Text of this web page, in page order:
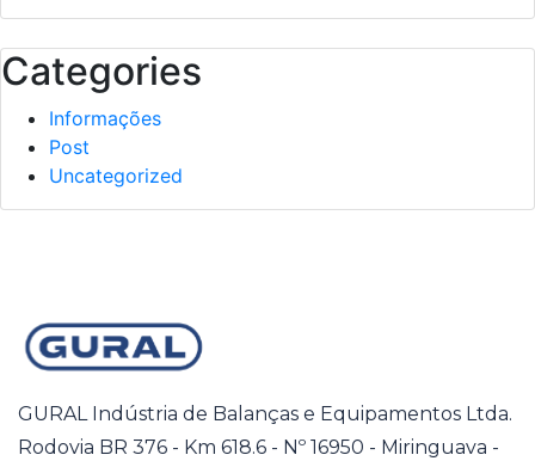
Categories
Informações
Post
Uncategorized
GURAL Indústria de Balanças e Equipamentos Ltda.
Rodovia BR 376 - Km 618.6 - Nº 16950 - Miringuava -